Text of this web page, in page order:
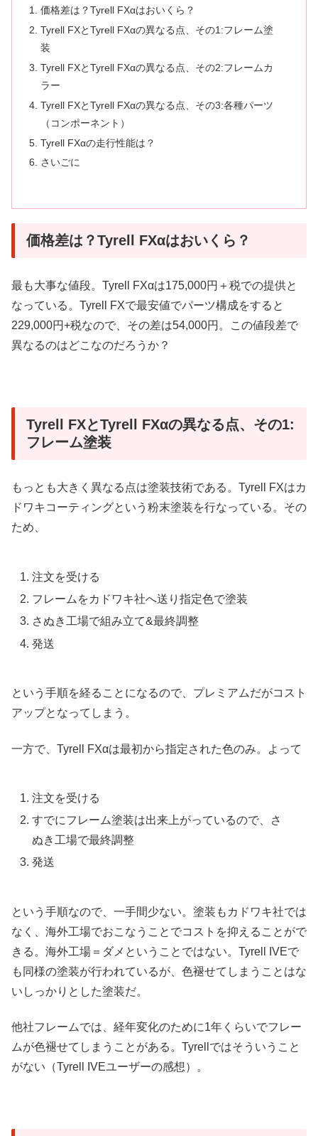
価格差は？Tyrell FXαはおいくら？
Tyrell FXとTyrell FXαの異なる点、その1:フレーム塗
装
Tyrell FXとTyrell FXαの異なる点、その2:フレームカ
ラー
Tyrell FXとTyrell FXαの異なる点、その3:各種パーツ
（コンポーネント）
Tyrell FXαの走行性能は？
さいごに
価格差は？Tyrell FXαはおいくら？
最も大事な値段。Tyrell FXαは175,000円＋税での提供と
なっている。Tyrell FXで最安値でパーツ構成をすると
229,000円+税なので、その差は54,000円。この値段差で
異なるのはどこなのだろうか？
Tyrell FXとTyrell FXαの異なる点、その1:
フレーム塗装
もっとも大きく異なる点は塗装技術である。Tyrell FXはカ
ドワキコーティングという粉末塗装を行なっている。その
ため、
注文を受ける
フレームをカドワキ社へ送り指定色で塗装
さぬき工場で組み立て&最終調整
発送
という手順を経ることになるので、プレミアムだがコスト
アップとなってしまう。
一方で、Tyrell FXαは最初から指定された色のみ。よって
注文を受ける
すでにフレーム塗装は出来上がっているので、さ
ぬき工場で最終調整
発送
という手順なので、一手間少ない。塗装もカドワキ社では
なく、海外工場でおこなうことでコストを抑えることがで
きる。海外工場＝ダメということではない。Tyrell IVEで
も同様の塗装が行われているが、色褪せてしまうことはな
いしっかりとした塗装だ。
他社フレームでは、経年変化のために1年くらいでフレー
ムが色褪せてしまうことがある。Tyrellではそういうこと
がない（Tyrell IVEユーザーの感想）。